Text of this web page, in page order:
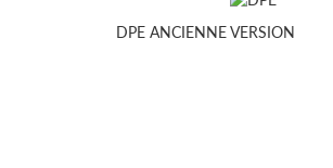
DPE ANCIENNE VERSION